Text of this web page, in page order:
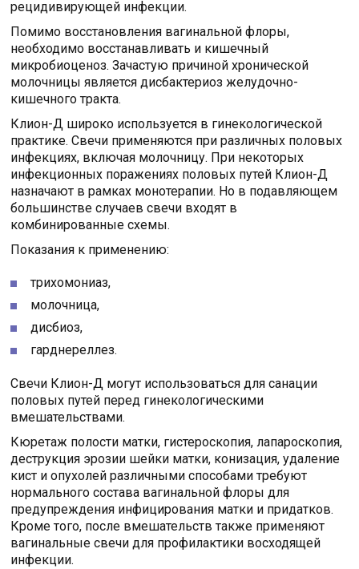
рецидивирующей инфекции.
Помимо восстановления вагинальной флоры,
необходимо восстанавливать и кишечный
микробиоценоз. Зачастую причиной хронической
молочницы является дисбактериоз желудочно-
кишечного тракта.
Клион-Д широко используется в гинекологической
практике. Свечи применяются при различных половых
инфекциях, включая молочницу. При некоторых
инфекционных поражениях половых путей Клион-Д
назначают в рамках монотерапии. Но в подавляющем
большинстве случаев свечи входят в
комбинированные схемы.
Показания к применению:
трихомониаз,
молочница,
дисбиоз,
гарднереллез.
Свечи Клион-Д могут использоваться для санации
половых путей перед гинекологическими
вмешательствами.
Кюретаж полости матки, гистероскопия, лапароскопия,
деструкция эрозии шейки матки, конизация, удаление
кист и опухолей различными способами требуют
нормального состава вагинальной флоры для
предупреждения инфицирования матки и придатков.
Кроме того, после вмешательств также применяют
вагинальные свечи для профилактики восходящей
инфекции.